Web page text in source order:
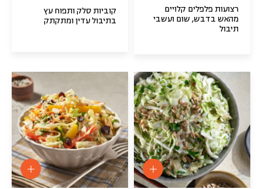
רצועות פלפלים קלויים
מהאש בדבש, שום ועשבי
תיבול
קוביות סלק ותפוח עץ
בתיבול עדין ומתקתק